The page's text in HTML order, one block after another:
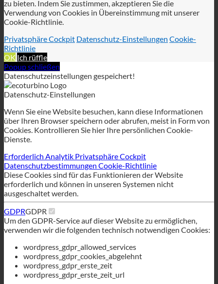
Verwendung von Cookies in Übereinstimmung mit unserer
Cookie-Richtlinie.
Richtlinie
OKIch rüffle
Popup schließen
Datenschutzeinstellungen gespeichert!
Datenschutz-Einstellungen
über Ihren Browser speichern oder abrufen, meist in Form von
Cookies. Kontrollieren Sie hier Ihre persönlichen Cookie-
Dienste.
DatenschutzbestimmungenCookie-Richtlinie
Diese Cookies sind für das Funktionieren der Website
erforderlich und können in unseren Systemen nicht
ausgeschaltet werden.
GDPRGDPR
Um den GDPR-Service auf dieser Website zu ermöglichen,
verwenden wir die folgenden technisch notwendigen Cookies:
wordpress_gdpr_cookies_abgelehnt
wordpress_gdpr_erste_zeit
wordpress_gdpr_erste_zeit_url